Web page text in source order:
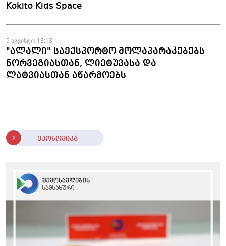
Kokito Kids Space
5 აგვისტო 13:13
"ალალი" საექსპორტო მოლაპარაკებებს
ნორვეგიასთან, ლიეტუვასა და
ლატვიასთან აწარმოებს
ეკონომიკა